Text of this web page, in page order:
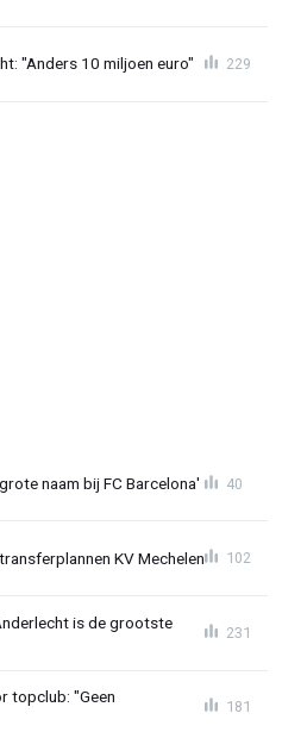
"Anders 10 miljoen euro" 229
naam bij FC Barcelona' 40
KV Mechelen 102
is de grootste
231
topclub: "Geen
181